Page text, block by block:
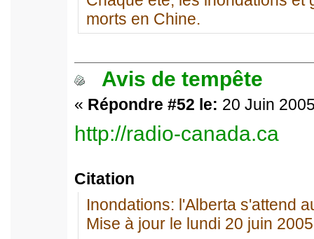
morts en Chine.
Avis de tempête
« Répondre #52 le: 20 Juin
http://radio-canada.ca
Citation
Inondations: l'Alberta s'attend
Mise à jour le lundi 20 juin